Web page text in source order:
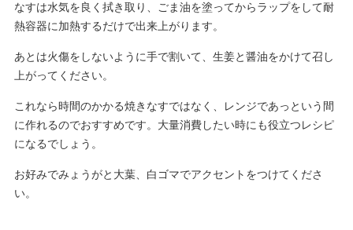
なすは水気を良く拭き取り、ごま油を塗ってからラップをして耐
熱容器に加熱するだけで出来上がります。
あとは火傷をしないように手で割いて、生姜と醤油をかけて召し
上がってください。
これなら時間のかかる焼きなすではなく、レンジであっという間
に作れるのでおすすめです。大量消費したい時にも役立つレシピ
になるでしょう。
お好みでみょうがと大葉、白ゴマでアクセントをつけてくださ
い。